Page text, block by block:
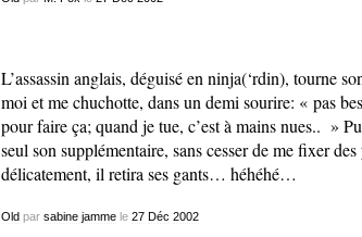
L’assassin anglais, déguisé en ninja(‘rdin), tourne
moi et me chuchotte, dans un demi sourire: « pas
pour faire ça; quand je tue, c’est à mains nues.. »
seul son supplémentaire, sans cesser de me fixer des
délicatement, il retira ses gants… héhéhé…
Old par sabine jammele 27 Déc 2002